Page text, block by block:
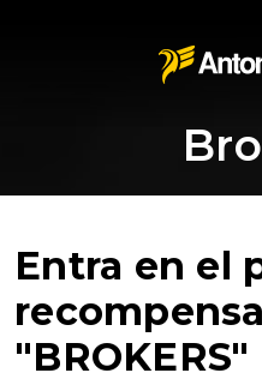
Entra en el
"BROKERS"